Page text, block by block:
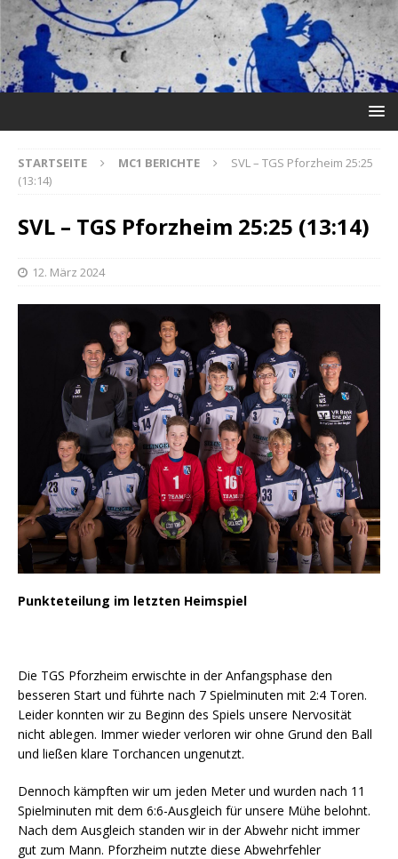
STARTSEITE MC1 BERICHTE
SVL – TGS Pforzheim 25:25
(13:14)
SVL – TGS Pforzheim 25:25 (13:14)
12. März 2024
Punkteteilung im letzten Heimspiel
Die TGS Pforzheim erwischte in der Anfangsphase den
besseren Start und führte nach 7 Spielminuten mit 2:4 Toren.
Leider konnten wir zu Beginn des Spiels unsere Nervosität
nicht ablegen. Immer wieder verloren wir ohne Grund den Ball
und ließen klare Torchancen ungenutzt.
Dennoch kämpften wir um jeden Meter und wurden nach 11
Spielminuten mit dem 6:6-Ausgleich für unsere Mühe belohnt.
Nach dem Ausgleich standen wir in der Abwehr nicht immer
gut zum Mann. Pforzheim nutzte diese Abwehrfehler